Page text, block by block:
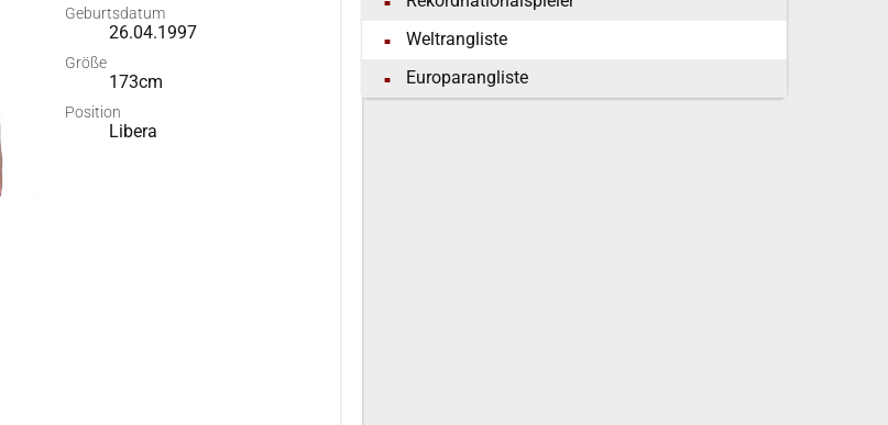
Geburtsdatum
26.04.1997
Größe
173cm
Position
Libera
Weltrangliste
Europarangliste